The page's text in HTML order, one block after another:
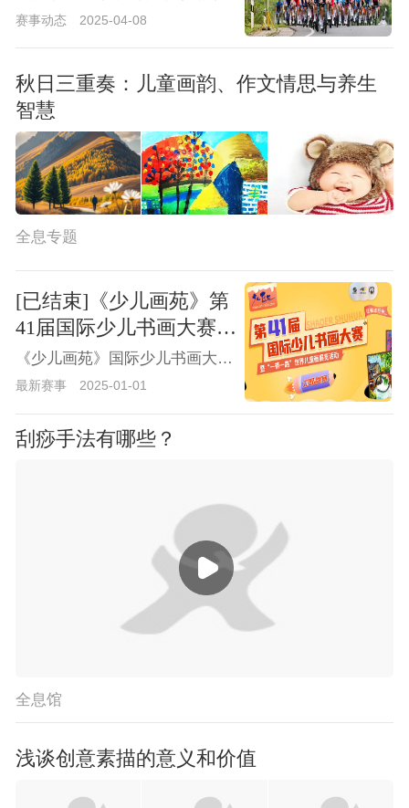
赛事动态 2025-04-08
秋日三重奏：儿童画韵、作文情思与养生
智慧
全息专题
[已结束]《少儿画苑》第
41届国际少儿书画大赛
暨“一带一路”世界儿童画
展览活动征稿通知
《少儿画苑》国际少儿书画大赛已成功举办40届，累计有400余万人次国内外少年儿童参加了该赛事，所有参赛作品均通过中国少儿艺教网(www.art-child.com)、新时代书画网(xsd.quanxi.cc)和全息网(www.quanxi.cc)进行网络展播，优秀作品入选“一带一路”世界儿童画展览。赛事设有特别金奖、金奖、银奖、铜奖、优秀奖等奖项。
最新赛事 2025-01-01
刮痧手法有哪些？
全息馆
浅谈创意素描的意义和价值